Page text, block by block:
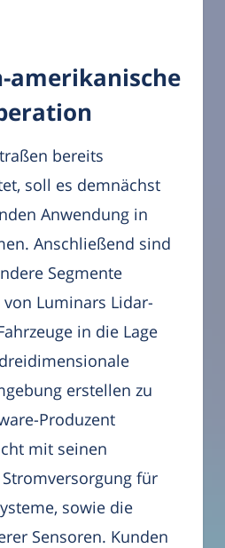
amerikanische
bereits
soll es demnächst
Anwendung in
Anschließend sind
Segmente
Luminars Lidar-
in die Lage
erstellen zu
Produzent
mit seinen
für
sowie die
Sensoren. Kunden